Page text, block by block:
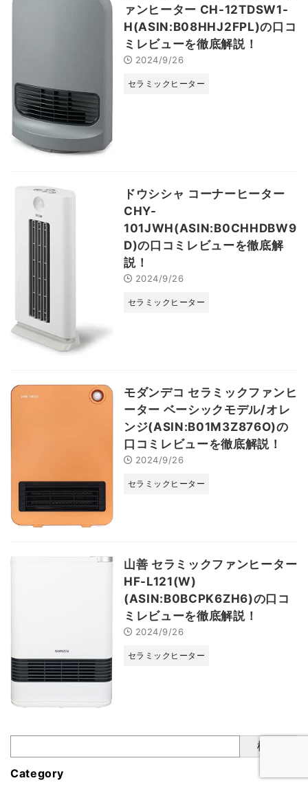
ァンヒーター CH-12TDSW1-
H(ASIN:B08HHJ2FPL)の口コ
ミレビューを徹底解説！
2024/9/26
セラミックヒーター
ドウシシャ コーナーヒーター
CHY-
101JWH(ASIN:B0CHHDBW9
D)の口コミレビューを徹底解
説！
2024/9/26
セラミックヒーター
モダンデコ セラミックファンヒ
ーター ベーシックモデル/オレ
ンジ(ASIN:B01M3Z876O)の
口コミレビューを徹底解説！
2024/9/26
セラミックヒーター
山善 セラミックファンヒーター
HF-L121(W)
(ASIN:B0BCPK6ZH6)の口コ
ミレビューを徹底解説！
2024/9/26
セラミックヒーター
検索
Category